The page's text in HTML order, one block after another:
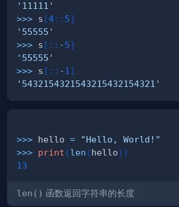
'11111'
>>> s [4: : 5]
'55555'
>>> s [ : : -5]
'55555'
>>> s [ : : -1 ]
'5432154321543215432154321'
>>> hello =
"Hello, World!"
>>> print (len (hello) )
13
len() 函数返回字符串的长度